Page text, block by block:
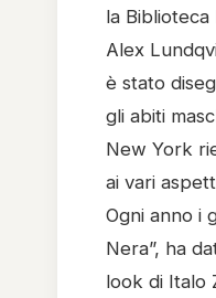
la
Alex
è stato
gli abiti
New York
ai vari
Ogni anno i
Nera”, ha
look di Italo